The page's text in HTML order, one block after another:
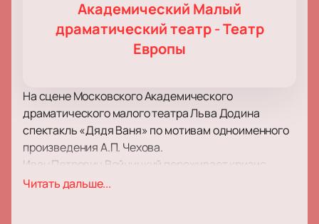
Академический Малый
драматический театр - Театр
Европы
На сцене Московского Академического
драматического малого театра Льва Додина
спектакль «Дядя Ваня» по мотивам одноименного
произведения А.П. Чехова.
Иван Петрович Войницкий переживает кризис
среднего возраста. В этот период жизни с ним
Читать дальше...